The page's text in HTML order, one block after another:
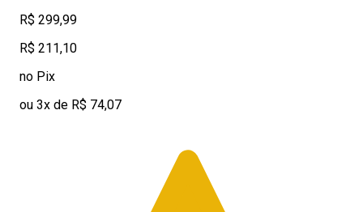
R$ 299,99
R$ 211,10
no Pix
ou 3x de R$ 74,07